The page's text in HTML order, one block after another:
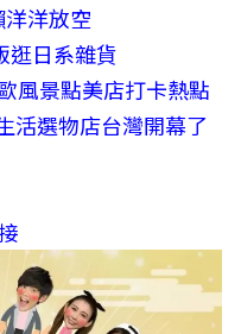
洋放空
逛日系雜貨
風景點美店打卡熱點
活選物店台灣開幕了